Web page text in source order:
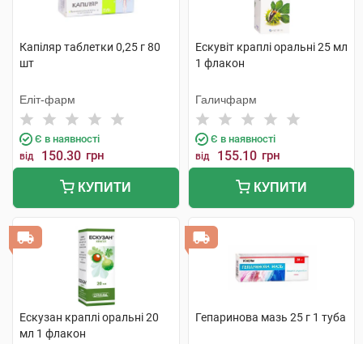
Капіляр таблетки 0,25 г 80
шт
Еліт-фарм
Є в наявності
від 150.30 грн
КУПИТИ
Ескувіт краплі оральні 25 мл
1 флакон
Галичфарм
Є в наявності
від 155.10 грн
КУПИТИ
Ескузан краплі оральні 20
мл 1 флакон
Гепаринова мазь 25 г 1 туба